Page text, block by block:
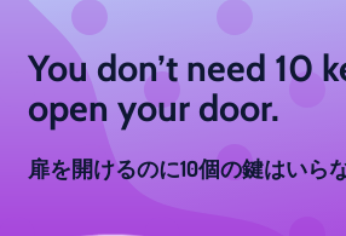
You don’t need 10
open your door.
扉を開けるのに10個の鍵はいら